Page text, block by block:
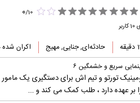
0/10
10کاربر
حادثه‌ای, جنایی, مهیج اکران شده در 1392/
سریع و خشمگین ۶
تورتو و تیم اش برای دستگیری یک
بر عهده دارد ، طلب کمک می کند و ...